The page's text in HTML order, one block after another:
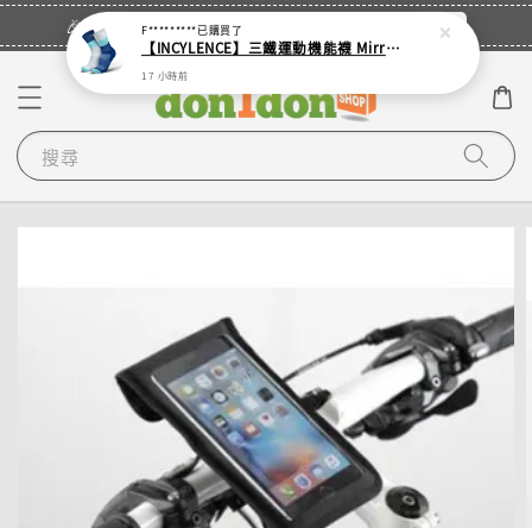
🎉登入會員・領取您的專屬折扣券！ 立即登入
搜尋
F*********已購買了
【INCYLENCE】三鐵運動機能襪 Mirrored Mint
17 小時前